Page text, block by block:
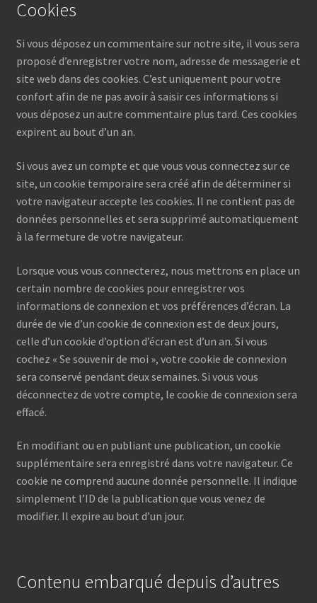
Cookies
Si vous déposez un commentaire sur notre site, il vous sera
proposé d’enregistrer votre nom, adresse de messagerie et
site web dans des cookies. C’est uniquement pour votre
confort afin de ne pas avoir à saisir ces informations si
vous déposez un autre commentaire plus tard. Ces cookies
expirent au bout d’un an.
Si vous avez un compte et que vous vous connectez sur ce
site, un cookie temporaire sera créé afin de déterminer si
votre navigateur accepte les cookies. Il ne contient pas de
données personnelles et sera supprimé automatiquement
à la fermeture de votre navigateur.
Lorsque vous vous connecterez, nous mettrons en place un
certain nombre de cookies pour enregistrer vos
informations de connexion et vos préférences d’écran. La
durée de vie d’un cookie de connexion est de deux jours,
celle d’un cookie d’option d’écran est d’un an. Si vous
cochez « Se souvenir de moi », votre cookie de connexion
sera conservé pendant deux semaines. Si vous vous
déconnectez de votre compte, le cookie de connexion sera
effacé.
En modifiant ou en publiant une publication, un cookie
supplémentaire sera enregistré dans votre navigateur. Ce
cookie ne comprend aucune donnée personnelle. Il indique
simplement l’ID de la publication que vous venez de
modifier. Il expire au bout d’un jour.
Contenu embarqué depuis d’autres